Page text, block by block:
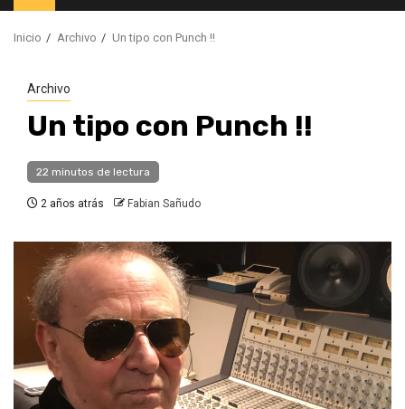
Inicio Archivo Un tipo con Punch !!
Archivo
Un tipo con Punch !!
22 minutos de lectura
2 años atrás Fabian Sañudo